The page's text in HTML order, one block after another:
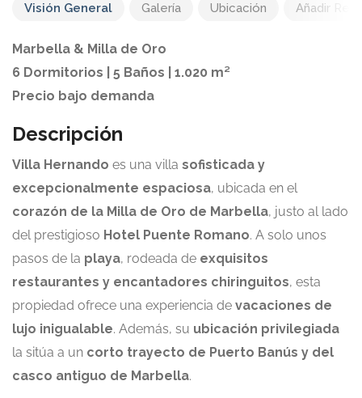
Visión General Galería Ubicación Añadir
Marbella & Milla de Oro
6 Dormitorios | 5 Baños | 1.020 m²
Precio bajo demanda
Descripción
Villa Hernando es una villa sofisticada y
excepcionalmente espaciosa, ubicada en el
corazón de la Milla de Oro de Marbella, justo al lado
del prestigioso Hotel Puente Romano. A solo unos
pasos de la playa, rodeada de exquisitos
restaurantes y encantadores chiringuitos, esta
propiedad ofrece una experiencia de vacaciones de
lujo inigualable. Además, su ubicación privilegiada
la sitúa a un corto trayecto de Puerto Banús y del
casco antiguo de Marbella.